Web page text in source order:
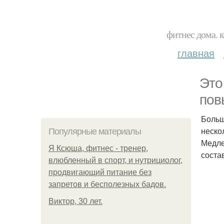
фитнес дома.
главная
Популярные материалы
Я Ксюша, фитнес - тренер,
влюбленный в спорт, и нутрициолог,
продвигающий питание без
запретов и бесполезных бадов.
Виктор, 30 лет.